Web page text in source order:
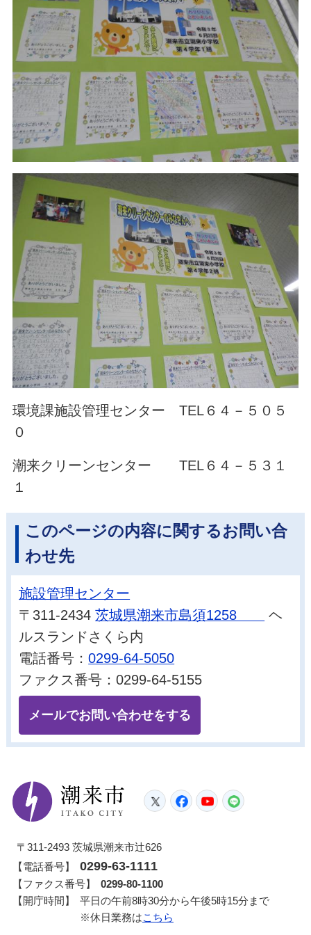
環境課施設管理センター TEL６４－５０５
０
潮来クリーンセンター TEL６４－５３１
１
このページの内容に関するお問い合
わせ先
施設管理センター
〒311-2434茨城県潮来市島須1258
ヘ
ルスランドさくら内
電話番号：0299-64-5050
ファクス番号：0299-64-5155
メールでお問い合わせをする
潮来市
TwitterFacebook
YouTube
〒311-2493 茨城県潮来市辻626
【電話番号】
0299-63-1111
【ファクス番号】
0299-80-1100
【開庁時間】
平日の午前8時30分から午後5時15分まで
※休日業務はこちら